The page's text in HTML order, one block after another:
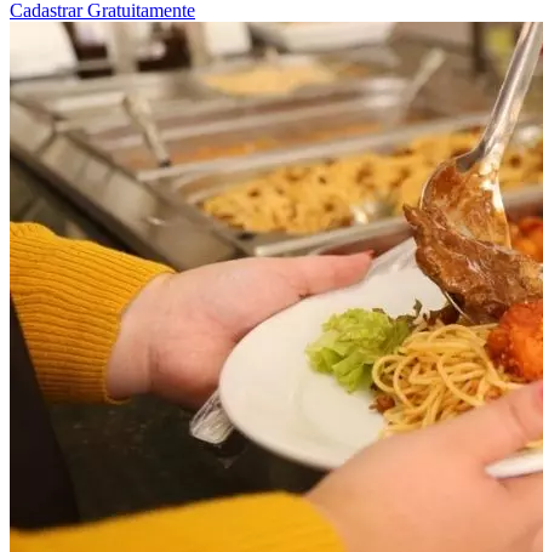
Cadastrar Gratuitamente